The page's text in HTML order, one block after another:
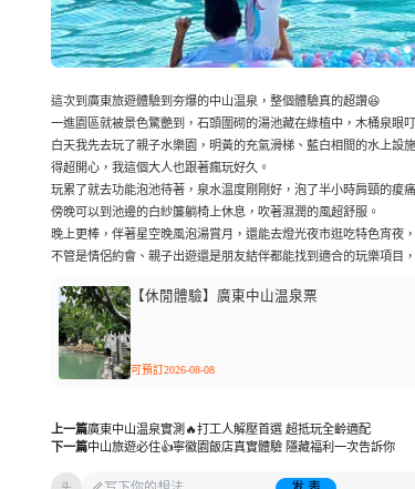
這次到廣東旅遊體驗到夯爆的中山温泉，整個體驗真的超讚😆
一進園區就被景色驚艷到，石頭圍砌的湯池藏在綠植中，木桶泉眼
白天我先去玩了親子水樂園，明黃的充氣滑梯、藍白相間的水上設
得超開心，我這個大人也跟著瘋玩好久。
玩累了就去功能泡池待著，泉水温度剛剛好，泡了半小時肩頸的痠
傍晚可以到池邊的白紗簾躺椅上休息，吹著濕潤的風超舒服。
晚上更棒，伴著星空晚風泡湯賞月，還能去燈光夜市逛吃特色宵夜
不管是情侶約會、親子出遊還是朋友結伴都能找到適合的玩樂項目
【休閒體驗】廣東中山温泉票
可預訂2026-08-08
上一篇廣東中山温泉實測🔥打工人解壓首選 超抵玩全齡適配
下一篇中山旅遊必住👍寧徽園飯店真實體驗 隱藏福利一次告訴你